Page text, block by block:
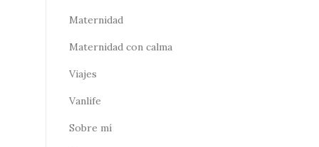
Maternidad
Maternidad con calma
Viajes
Vanlife
Sobre mí